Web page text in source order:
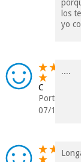
los
yo
C
Portugal
07/10/2024
....